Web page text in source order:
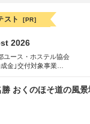
スト [PR]
2026
ユース・ホステル協会
金｣交付対象事業
おくのほそ道の風景